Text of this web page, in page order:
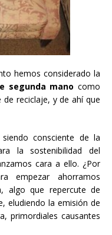
hemos considerado la
segunda mano como
reciclaje, y de ahí que
consciente de la
la sostenibilidad del
cara a ello. ¿Por
empezar ahorramos
algo que repercute de
eludiendo la emisión de
primordiales causantes